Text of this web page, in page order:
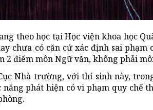
theo học tại Học viện khoa học
chưa có căn cứ xác định sai
2 điểm môn Ngữ văn, không phải
Nhà trường, với thí sinh này,
năng phát hiện có vi phạm quy chế